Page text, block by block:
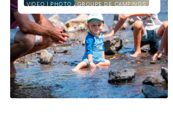
VIDÉO | PHOTO GROUPE DE CAMPINGS